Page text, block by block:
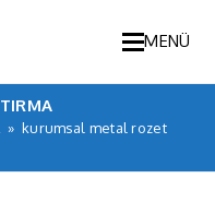
MENÜ
» kurumsal metal rozet